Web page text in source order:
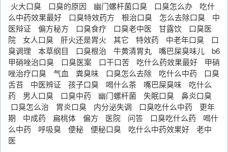
火大口臭 口臭的原因 幽门螺杆菌口臭 口臭怎么办
吃什
么中药效果最好
口臭特效药方 根治口臭 怎么去除口臭
中
医辩证
偏方秘方 口臭食疗 口臭老中医 甘露饮
口臭医
院
女人口臭 肝火还是胃火 其它 特效药 中老年口臭
口
臭调理
本草纲目 口臭根治 牛黄清胃丸 嘴巴屎臭味儿
b6
甲硝唑治口臭
口臭医案 口干口苦 吃什么药效果最好
甲硝
唑治疗口臭
气血 粪臭味 口臭怎么去除 吃什么中药
口臭
舌苔
中医辨证 孩子口臭 喝什么茶 嘴巴屎臭味
吃什么
药
男人口臭 口臭中药 幽门螺杆菌 失眠口臭
鼻炎口臭
口臭怎么治
胃炎口臭 内分泌失调 口臭吃什么中药
更年
期
中成药 扁桃体 偏方 医院 问答 口臭吃什么药
喝什
么中药
呼吸臭 便秘 便秘口臭 吃什么中药效果好
老中
医